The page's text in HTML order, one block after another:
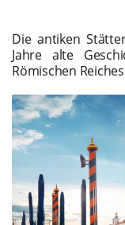
Die antiken
Jahre alte
Römischen